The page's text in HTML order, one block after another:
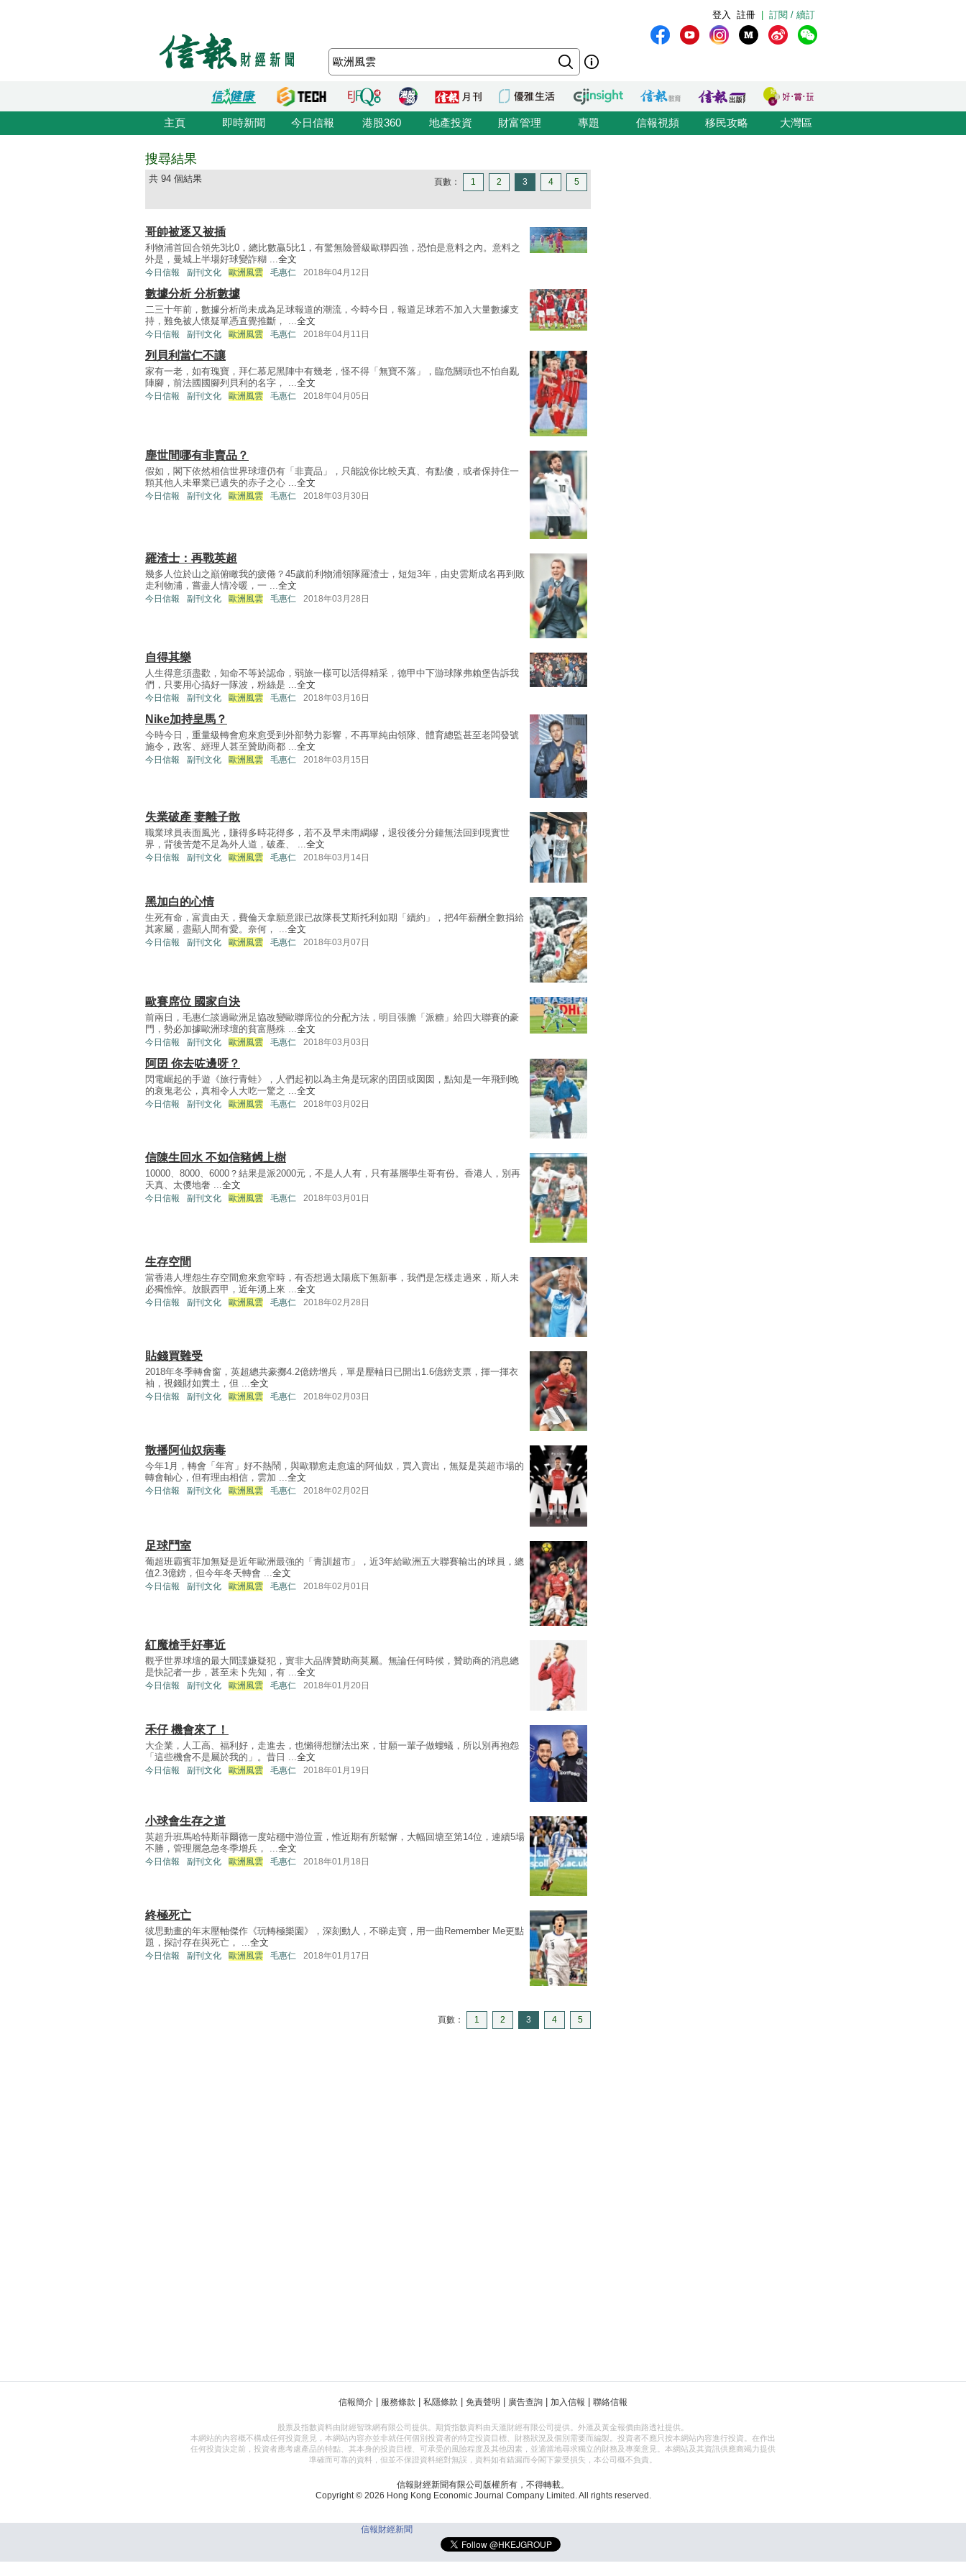
訂閱 / 續訂
註冊
登入
主頁 即時新聞 今日信報 港股360 地產投資 財富管理 專題 信報視頻 移民攻略 大灣區
搜尋結果
共 94 個結果 頁數： 1 2 3 4 5
哥帥被逐又被插
利物浦首回合領先3比0，總比數贏5比1，有驚無險晉級歐聯四強，恐怕是意料之內。意料之
外是，曼城上半場好球變詐糊 ...全文
今日信報 副刊文化 歐洲風雲 毛惠仁 2018年04月12日
數據分析 分析數據
二三十年前，數據分析尚未成為足球報道的潮流，今時今日，報道足球若不加入大量數據支
持，難免被人懷疑單憑直覺推斷， ...全文
今日信報 副刊文化 歐洲風雲 毛惠仁 2018年04月11日
列貝利當仁不讓
家有一老，如有瑰寶，拜仁慕尼黑陣中有幾老，怪不得「無寶不落」，臨危關頭也不怕自亂
陣腳，前法國國腳列貝利的名字， ...全文
今日信報 副刊文化 歐洲風雲 毛惠仁 2018年04月05日
塵世間哪有非賣品？
假如，閣下依然相信世界球壇仍有「非賣品」，只能說你比較天真、有點傻，或者保持住一
顆其他人未畢業已遺失的赤子之心 ...全文
今日信報 副刊文化 歐洲風雲 毛惠仁 2018年03月30日
羅渣士：再戰英超
幾多人位於山之巔俯瞰我的疲倦？45歲前利物浦領隊羅渣士，短短3年，由史雲斯成名再到敗
走利物浦，嘗盡人情冷暖，一 ...全文
今日信報 副刊文化 歐洲風雲 毛惠仁 2018年03月28日
自得其樂
人生得意須盡歡，知命不等於認命，弱旅一樣可以活得精采，德甲中下游球隊弗賴堡告訴我
們，只要用心搞好一隊波，粉絲是 ...全文
今日信報 副刊文化 歐洲風雲 毛惠仁 2018年03月16日
Nike加持皇馬？
今時今日，重量級轉會愈來愈受到外部勢力影響，不再單純由領隊、體育總監甚至老闆發號
施令，政客、經理人甚至贊助商都 ...全文
今日信報 副刊文化 歐洲風雲 毛惠仁 2018年03月15日
失業破產 妻離子散
職業球員表面風光，賺得多時花得多，若不及早未雨綢繆，退役後分分鐘無法回到現實世
界，背後苦楚不足為外人道，破產、 ...全文
今日信報 副刊文化 歐洲風雲 毛惠仁 2018年03月14日
黑加白的心情
生死有命，富貴由天，費倫天拿願意跟已故隊長艾斯托利如期「續約」，把4年薪酬全數捐給
其家屬，盡顯人間有愛。奈何， ... 全文
今日信報 副刊文化 歐洲風雲 毛惠仁 2018年03月07日
歐賽席位 國家自決
前兩日，毛惠仁談過歐洲足協改變歐聯席位的分配方法，明目張膽「派糖」給四大聯賽的豪
門，勢必加據歐洲球壇的貧富懸殊 ... 全文
今日信報 副刊文化 歐洲風雲 毛惠仁 2018年03月03日
阿囝 你去咗邊呀？
閃電崛起的手遊《旅行青蛙》，人們起初以為主角是玩家的囝囝或囡囡，點知是一年飛到晚
的衰鬼老公，真相令人大吃一驚之 ... 全文
今日信報 副刊文化 歐洲風雲 毛惠仁 2018年03月02日
信陳生回水 不如信豬乸上樹
10000、8000、6000？結果是派2000元，不是人人有，只有基層學生哥有份。香港人，別再
天真、太儍地奢 ...全文
今日信報 副刊文化 歐洲風雲 毛惠仁 2018年03月01日
生存空間
當香港人埋怨生存空間愈來愈窄時，有否想過太陽底下無新事，我們是怎樣走過來，斯人未
必獨憔悴。放眼西甲，近年湧上來 ...全文
今日信報 副刊文化 歐洲風雲 毛惠仁 2018年02月28日
貼錢買難受
2018年冬季轉會窗，英超總共豪擲4.2億鎊增兵，單是壓軸日已開出1.6億鎊支票，揮一揮衣
袖，視錢財如糞土，但 ...全文
今日信報 副刊文化 歐洲風雲 毛惠仁 2018年02月03日
散播阿仙奴病毒
今年1月，轉會「年宵」好不熱鬧，與歐聯愈走愈遠的阿仙奴，買入賣出，無疑是英超市場的
轉會軸心，但有理由相信，雲加 ...全文
今日信報 副刊文化 歐洲風雲 毛惠仁 2018年02月02日
足球鬥室
葡超班霸賓菲加無疑是近年歐洲最強的「青訓超市」，近3年給歐洲五大聯賽輸出的球員，總
值2.3億鎊，但今年冬天轉會 ... 全文
今日信報 副刊文化 歐洲風雲 毛惠仁 2018年02月01日
紅魔槍手好事近
觀乎世界球壇的最大間諜嫌疑犯，實非大品牌贊助商莫屬。無論任何時候，贊助商的消息總
是快記者一步，甚至未卜先知，有 ... 全文
今日信報 副刊文化 歐洲風雲 毛惠仁 2018年01月20日
禾仔 機會來了！
大企業，人工高、福利好，走進去，也懶得想辦法出來，甘願一輩子做螻蟻，所以別再抱怨
「這些機會不是屬於我的」。昔日 ...全文
今日信報 副刊文化 歐洲風雲 毛惠仁 2018年01月19日
小球會生存之道
英超升班馬哈特斯菲爾德一度站穩中游位置，惟近期有所鬆懈，大幅回塘至第14位，連續5場
不勝，管理層急急冬季增兵， ...全文
今日信報 副刊文化 歐洲風雲 毛惠仁 2018年01月18日
終極死亡
彼思動畫的年末壓軸傑作《玩轉極樂園》，深刻動人，不睇走寶，用一曲Remember Me更點
題，探討存在與死亡， ...全文
今日信報 副刊文化 歐洲風雲 毛惠仁 2018年01月17日
頁數： 1 2 3 4 5
信報簡介 服務條款 私隱條款 免責聲明 廣告查詢 加入信報 聯絡信報
股票及指數資料由財經智珠網有限公司提供。期貨指數資料由天滙財經有限公司提供。外滙及黃金報價由路透社提供。
本網站的內容概不構成任何投資意見，本網站內容亦並非就任何個別投資者的特定投資目標、財務狀況及個別需要而編製。投資者不應只按本網站內容進行投資。在作出
任何投資決定前，投資者應考慮產品的特點、其本身的投資目標、可承受的風險程度及其他因素，並適當地尋求獨立的財務及專業意見。本網站及其資訊供應商竭力提供
準確而可靠的資料，但並不保證資料絕對無誤，資料如有錯漏而令閣下蒙受損失，本公司概不負責。
信報財經新聞有限公司版權所有，不得轉載。
Copyright © 2026 Hong Kong Economic Journal Company Limited. All rights reserved.
信報財經新聞